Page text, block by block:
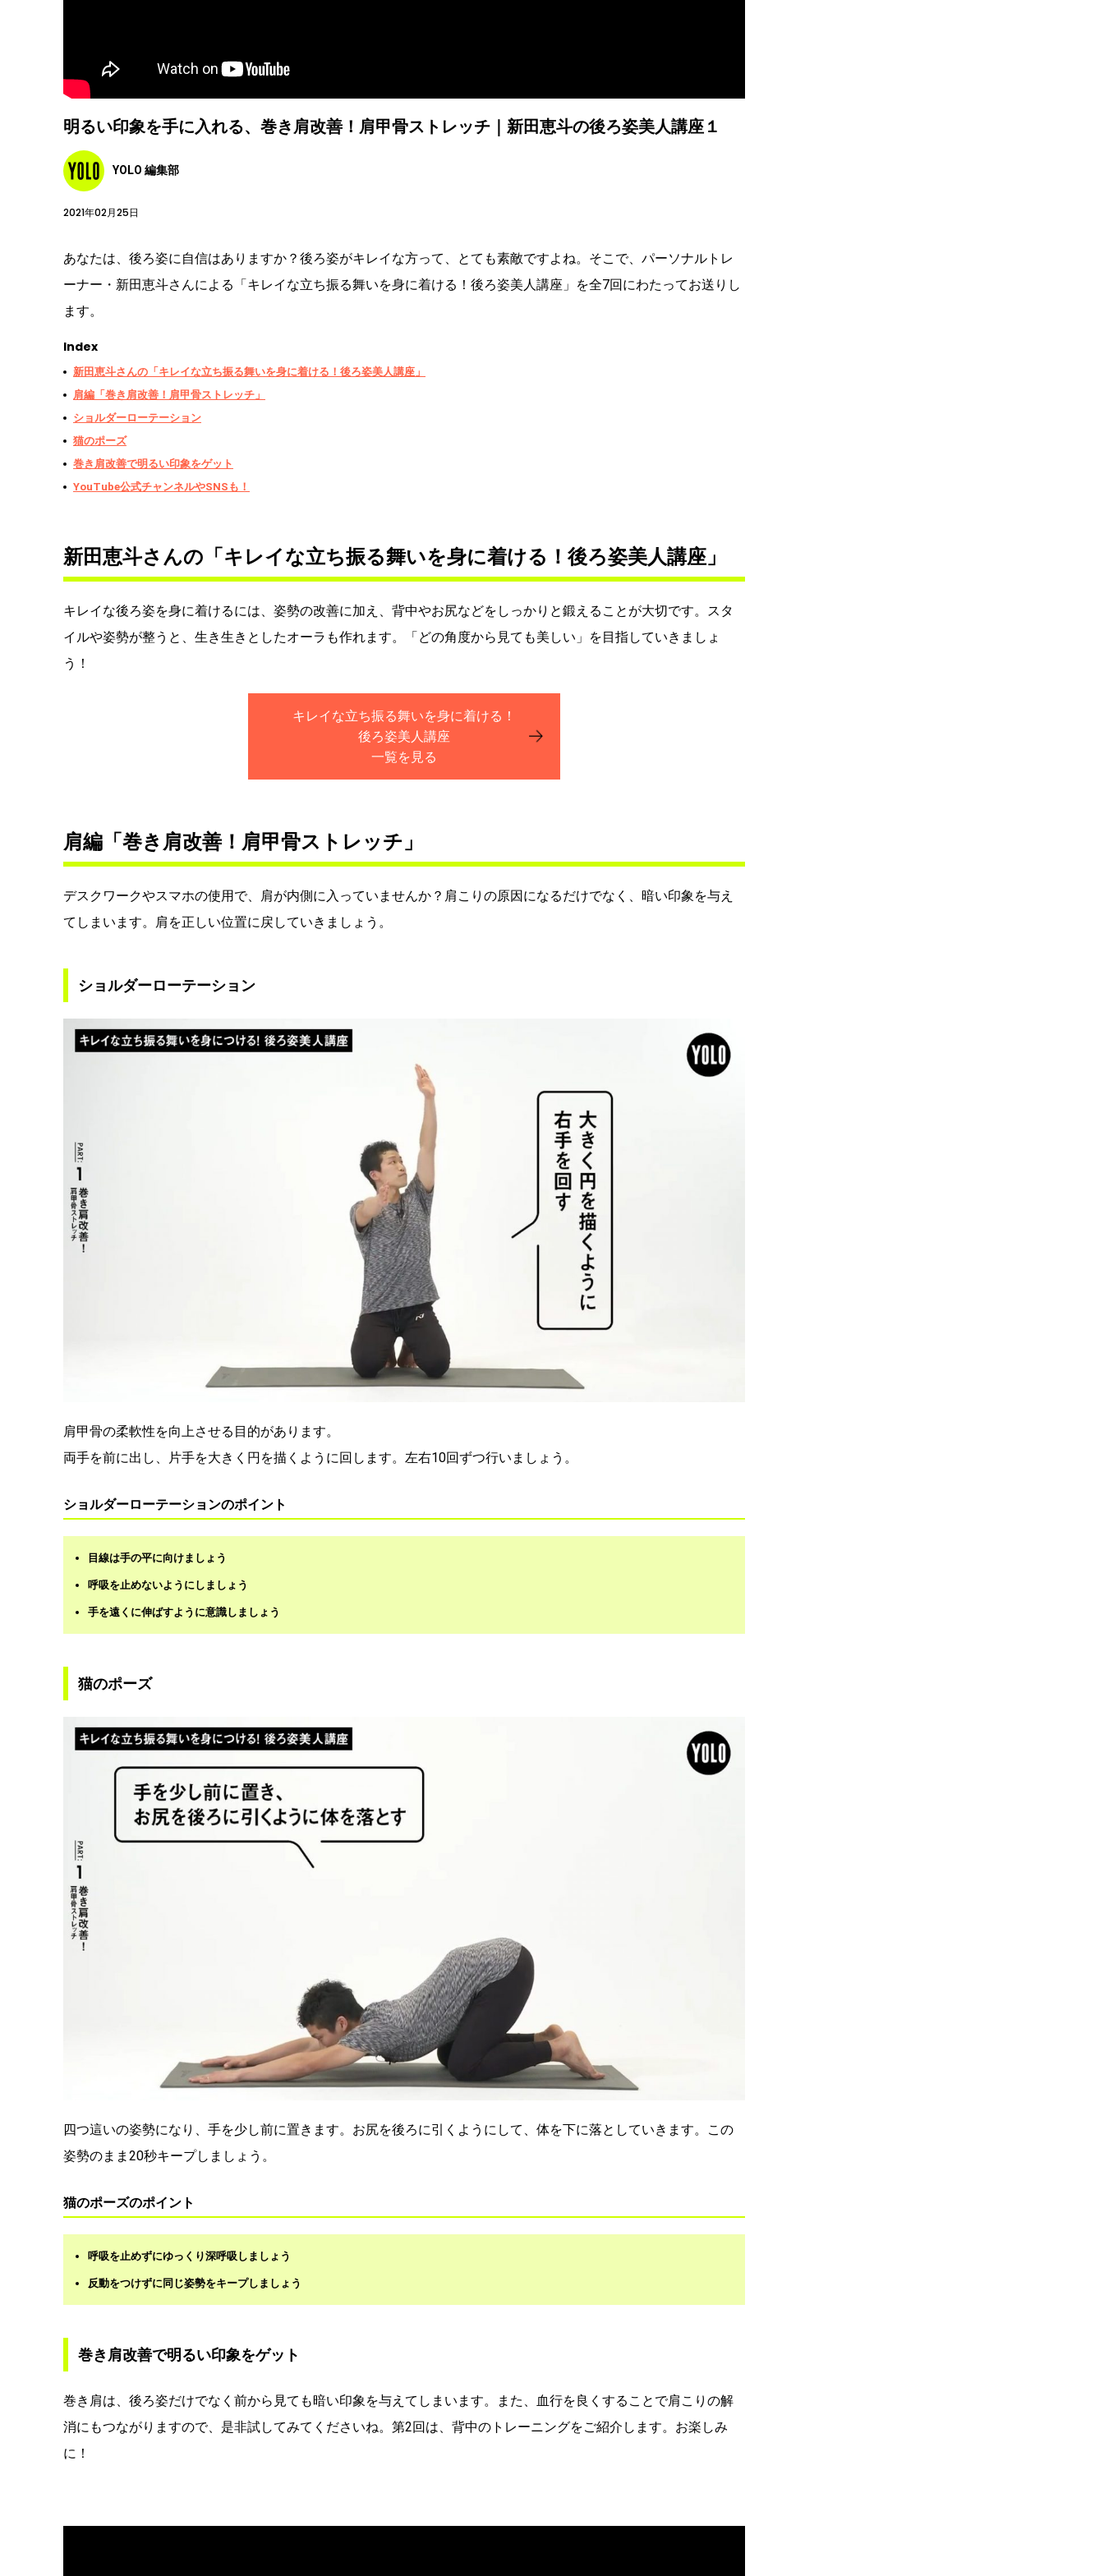
明るい印象を手に入れる、巻き肩改善！肩甲骨ストレッチ｜新田恵斗の後ろ姿美人講座１
YOLO 編集部
2021年02月25日
あなたは、後ろ姿に自信はありますか？後ろ姿がキレイな方って、とても素敵ですよね。そこで、パーソナルトレ
ーナー・新田恵斗さんによる「キレイな立ち振る舞いを身に着ける！後ろ姿美人講座」を全7回にわたってお送りし
ます。
Index
新田恵斗さんの「キレイな立ち振る舞いを身に着ける！後ろ姿美人講座」
肩編「巻き肩改善！肩甲骨ストレッチ」
ショルダーローテーション
猫のポーズ
巻き肩改善で明るい印象をゲット
YouTube公式チャンネルやSNSも！
新田恵斗さんの「キレイな立ち振る舞いを身に着ける！後ろ姿美人講座」
キレイな後ろ姿を身に着けるには、姿勢の改善に加え、背中やお尻などをしっかりと鍛えることが大切です。スタ
イルや姿勢が整うと、生き生きとしたオーラも作れます。「どの角度から見ても美しい」を目指していきましょ
う！
キレイな立ち振る舞いを身に着ける！
後ろ姿美人講座
一覧を見る
肩編「巻き肩改善！肩甲骨ストレッチ」
デスクワークやスマホの使用で、肩が内側に入っていませんか？肩こりの原因になるだけでなく、暗い印象を与え
てしまいます。肩を正しい位置に戻していきましょう。
ショルダーローテーション
肩甲骨の柔軟性を向上させる目的があります。
両手を前に出し、片手を大きく円を描くように回します。左右10回ずつ行いましょう。
ショルダーローテーションのポイント
目線は手の平に向けましょう
呼吸を止めないようにしましょう
手を遠くに伸ばすように意識しましょう
猫のポーズ
四つ這いの姿勢になり、手を少し前に置きます。お尻を後ろに引くようにして、体を下に落としていきます。この
姿勢のまま20秒キープしましょう。
猫のポーズのポイント
呼吸を止めずにゆっくり深呼吸しましょう
反動をつけずに同じ姿勢をキープしましょう
巻き肩改善で明るい印象をゲット
巻き肩は、後ろ姿だけでなく前から見ても暗い印象を与えてしまいます。また、血行を良くすることで肩こりの解
消にもつながりますので、是非試してみてくださいね。第2回は、背中のトレーニングをご紹介します。お楽しみ
に！